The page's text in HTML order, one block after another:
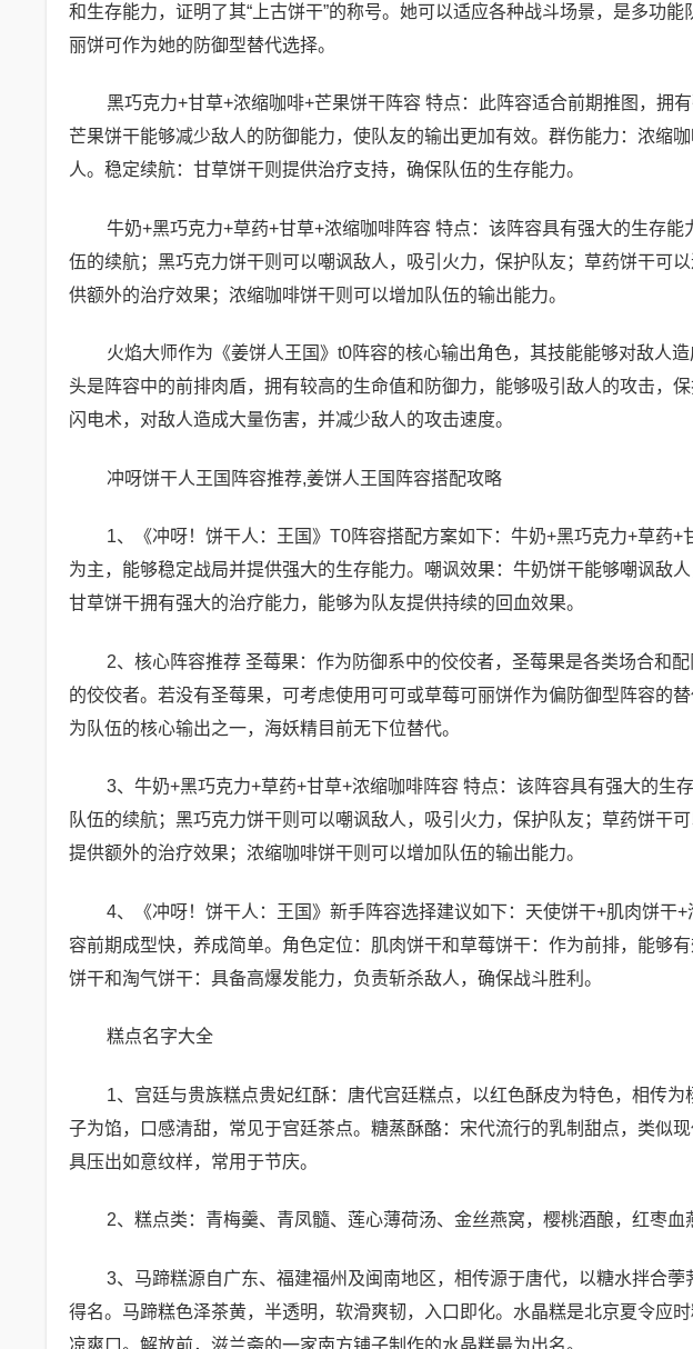
和生存能力，证明了其“上古饼干”的称号。她可以适应各种战斗场景，是多功
丽饼可作为她的防御型替代选择。
黑巧克力+甘草+浓缩咖啡+芒果饼干阵容 特点：此阵容适合前期推图，拥
芒果饼干能够减少敌人的防御能力，使队友的输出更加有效。群伤能力：浓缩
人。稳定续航：甘草饼干则提供治疗支持，确保队伍的生存能力。
牛奶+黑巧克力+草药+甘草+浓缩咖啡阵容 特点：该阵容具有强大的生存
伍的续航；黑巧克力饼干则可以嘲讽敌人，吸引火力，保护队友；草药饼干可
供额外的治疗效果；浓缩咖啡饼干则可以增加队伍的输出能力。
火焰大师作为《姜饼人王国》t0阵容的核心输出角色，其技能能够对敌人
头是阵容中的前排肉盾，拥有较高的生命值和防御力，能够吸引敌人的攻击，
闪电术，对敌人造成大量伤害，并减少敌人的攻击速度。
冲呀饼干人王国阵容推荐,姜饼人王国阵容搭配攻略
1、《冲呀！饼干人：王国》T0阵容搭配方案如下：牛奶+黑巧克力+草药
为主，能够稳定战局并提供强大的生存能力。嘲讽效果：牛奶饼干能够嘲讽敌
甘草饼干拥有强大的治疗能力，能够为队友提供持续的回血效果。
2、核心阵容推荐 圣莓果：作为防御系中的佼佼者，圣莓果是各类场合和
的佼佼者。若没有圣莓果，可考虑使用可可或草莓可丽饼作为偏防御型阵容的
为队伍的核心输出之一，海妖精目前无下位替代。
3、牛奶+黑巧克力+草药+甘草+浓缩咖啡阵容 特点：该阵容具有强大的生
队伍的续航；黑巧克力饼干则可以嘲讽敌人，吸引火力，保护队友；草药饼干
提供额外的治疗效果；浓缩咖啡饼干则可以增加队伍的输出能力。
4、《冲呀！饼干人：王国》新手阵容选择建议如下：天使饼干+肌肉饼干
容前期成型快，养成简单。角色定位：肌肉饼干和草莓饼干：作为前排，能够
饼干和淘气饼干：具备高爆发能力，负责斩杀敌人，确保战斗胜利。
糕点名字大全
1、宫廷与贵族糕点贵妃红酥：唐代宫廷糕点，以红色酥皮为特色，相传
子为馅，口感清甜，常见于宫廷茶点。糖蒸酥酪：宋代流行的乳制甜点，类似
具压出如意纹样，常用于节庆。
2、糕点类：青梅羹、青凤髓、莲心薄荷汤、金丝燕窝，樱桃酒酿，红枣血
3、马蹄糕源自广东、福建福州及闽南地区，相传源于唐代，以糖水拌合
得名。马蹄糕色泽茶黄，半透明，软滑爽韧，入口即化。水晶糕是北京夏令应
凉爽口。解放前，滋兰斋的一家南方铺子制作的水晶糕最为出名。